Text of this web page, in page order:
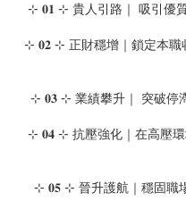
⊹ 𝟎𝟏 ⊹ 貴人引路｜ 吸引優
⊹ 𝟎𝟐 ⊹ 正財穩增｜鎖定本職
⊹ 𝟎𝟑 ⊹ 業績攀升｜ 突破停
⊹ 𝟎𝟒 ⊹ 抗壓強化｜在高壓
⊹ 𝟎𝟓 ⊹ 晉升護航｜穩固職